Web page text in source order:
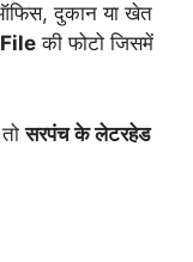
दुकान या खेत
की फोटो जिसमें
सरपंच के लेटरहेड